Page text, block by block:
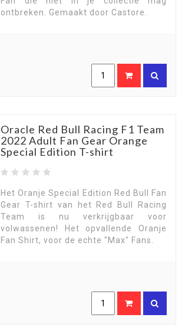
ontbreken. Gemaakt door Castore.
Oracle Red Bull Racing F1 Team
2022 Adult Fan Gear Orange
Special Edition T-shirt
Het Oranje Special Edition Red Bull Fan
Gear T-shirt van het Red Bull Racing
Team is nu verkrijgbaar voor
volwassenen! Het opvallende Oranje
Fan Shirt, voor de echte "Max" Fans.